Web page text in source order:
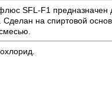
SFL-F1 предназначен
на спиртовой